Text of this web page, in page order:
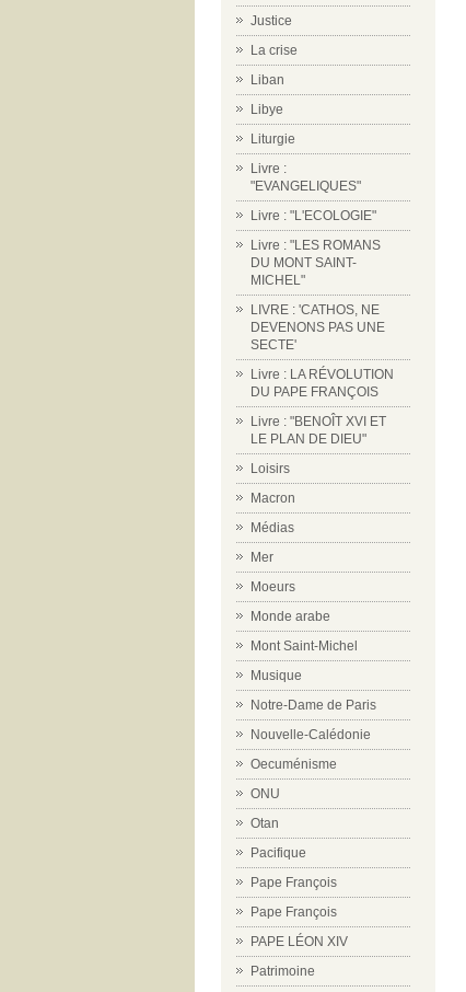
Justice
La crise
Liban
Libye
Liturgie
Livre :
"EVANGELIQUES"
Livre : "L'ECOLOGIE"
Livre : "LES ROMANS
DU MONT SAINT-
MICHEL"
LIVRE : 'CATHOS, NE
DEVENONS PAS UNE
SECTE'
Livre : LA RÉVOLUTION
DU PAPE FRANÇOIS
Livre : "BENOÎT XVI ET
LE PLAN DE DIEU"
Loisirs
Macron
Médias
Mer
Moeurs
Monde arabe
Mont Saint-Michel
Musique
Notre-Dame de Paris
Nouvelle-Calédonie
Oecuménisme
ONU
Otan
Pacifique
Pape François
Pape François
PAPE LÉON XIV
Patrimoine